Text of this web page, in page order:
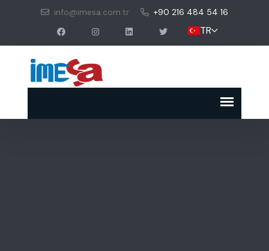
info@imesa.com.tr +90 216 484 54 16
TR